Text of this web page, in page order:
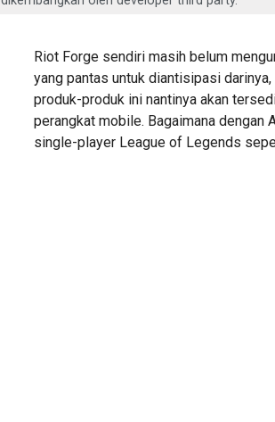
Riot Forge sendiri masih belum
yang pantas untuk diantisipasi
produk-produk ini nantinya akan
perangkat mobile. Bagaimana dengan
single-player League of Legends